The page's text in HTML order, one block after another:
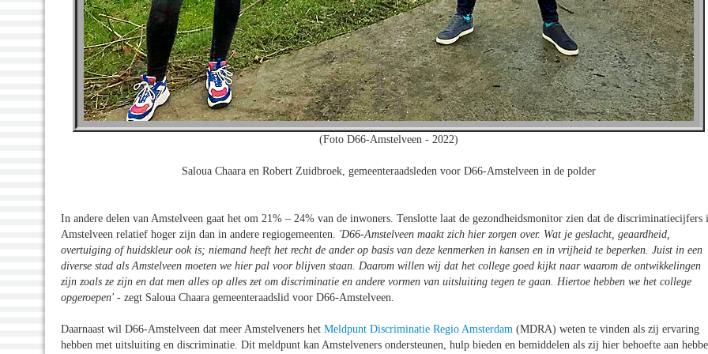
(Foto D66-Amstelveen - 2022)
Saloua Chaara en Robert Zuidbroek, gemeenteraadsleden voor D66-Amstelveen in de polder
In andere delen van Amstelveen gaat het om 21% – 24% van de inwoners. Tenslotte laat de gezondheidsmonitor zien dat de discriminatiecijfers
Amstelveen relatief hoger zijn dan in andere regiogemeenten. 'D66-Amstelveen maakt zich hier zorgen over. Wat je geslacht, geaardheid,
overtuiging of huidskleur ook is; niemand heeft het recht de ander op basis van deze kenmerken in kansen en in vrijheid te beperken. Juist in een
diverse stad als Amstelveen moeten we hier pal voor blijven staan. Daarom willen wij dat het college goed kijkt naar waarom de ontwikkelingen
zijn zoals ze zijn en dat men alles op alles zet om discriminatie en andere vormen van uitsluiting tegen te gaan. Hiertoe hebben we het college
opgeroepen' - zegt Saloua Chaara gemeenteraadslid voor D66-Amstelveen.
Daarnaast wil D66-Amstelveen dat meer Amstelveners het Meldpunt Discriminatie Regio Amsterdam (MDRA) weten te vinden als zij ervaring
hebben met uitsluiting en discriminatie. Dit meldpunt kan Amstelveners ondersteunen, hulp bieden en bemiddelen als zij hier behoefte aan